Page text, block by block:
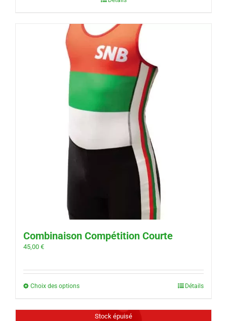
Combinaison Compétition Courte
45,00 €
Choix des options Détails
Stock épuisé